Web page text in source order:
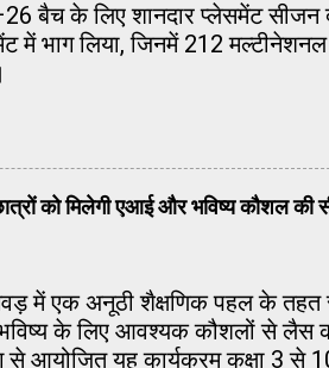
बैच के लिए शानदार प्लेसमेंट
में भाग लिया, जिनमें 212
को मिलेगी एआई और भविष्य कौशल की
में एक अनूठी शैक्षणिक पहल के तहत
भविष्य के लिए आवश्यक कौशलों से लैस
से आयोजित यह कार्यक्रम कक्षा 3 से